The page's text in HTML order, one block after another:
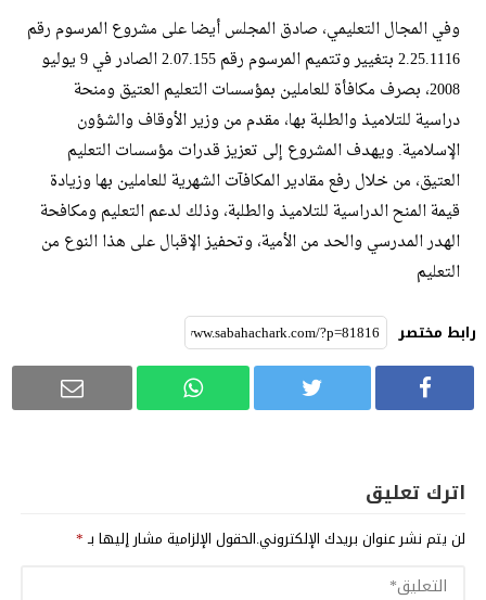
وفي المجال التعليمي، صادق المجلس أيضا على مشروع المرسوم رقم
2.25.1116 بتغيير وتتميم المرسوم رقم 2.07.155 الصادر في 9 يوليو
2008، بصرف مكافأة للعاملين بمؤسسات التعليم العتيق ومنحة
دراسية للتلاميذ والطلبة بها، مقدم من وزير الأوقاف والشؤون
الإسلامية. ويهدف المشروع إلى تعزيز قدرات مؤسسات التعليم
العتيق، من خلال رفع مقادير المكافآت الشهرية للعاملين بها وزيادة
قيمة المنح الدراسية للتلاميذ والطلبة، وذلك لدعم التعليم ومكافحة
الهدر المدرسي والحد من الأمية، وتحفيز الإقبال على هذا النوع من
التعليم
رابط مختصر
اترك تعليق
لن يتم نشر عنوان بريدك الإلكتروني.الحقول الإلزامية مشار إليها بـ*